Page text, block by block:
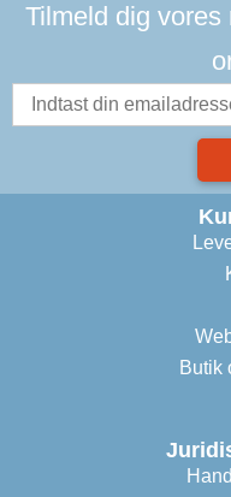
Tilmeld dig
Butik